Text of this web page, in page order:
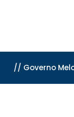
// Governo